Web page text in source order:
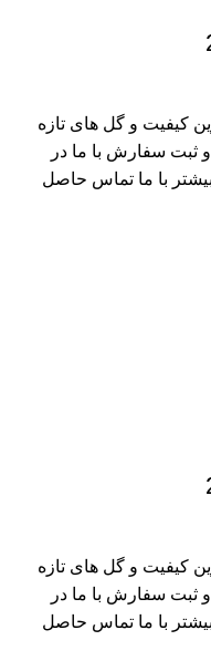
کیفیت و گل های تازه
ثبت سفارش با ما در
با ما تماس حاصل
کیفیت و گل های تازه
ثبت سفارش با ما در
با ما تماس حاصل